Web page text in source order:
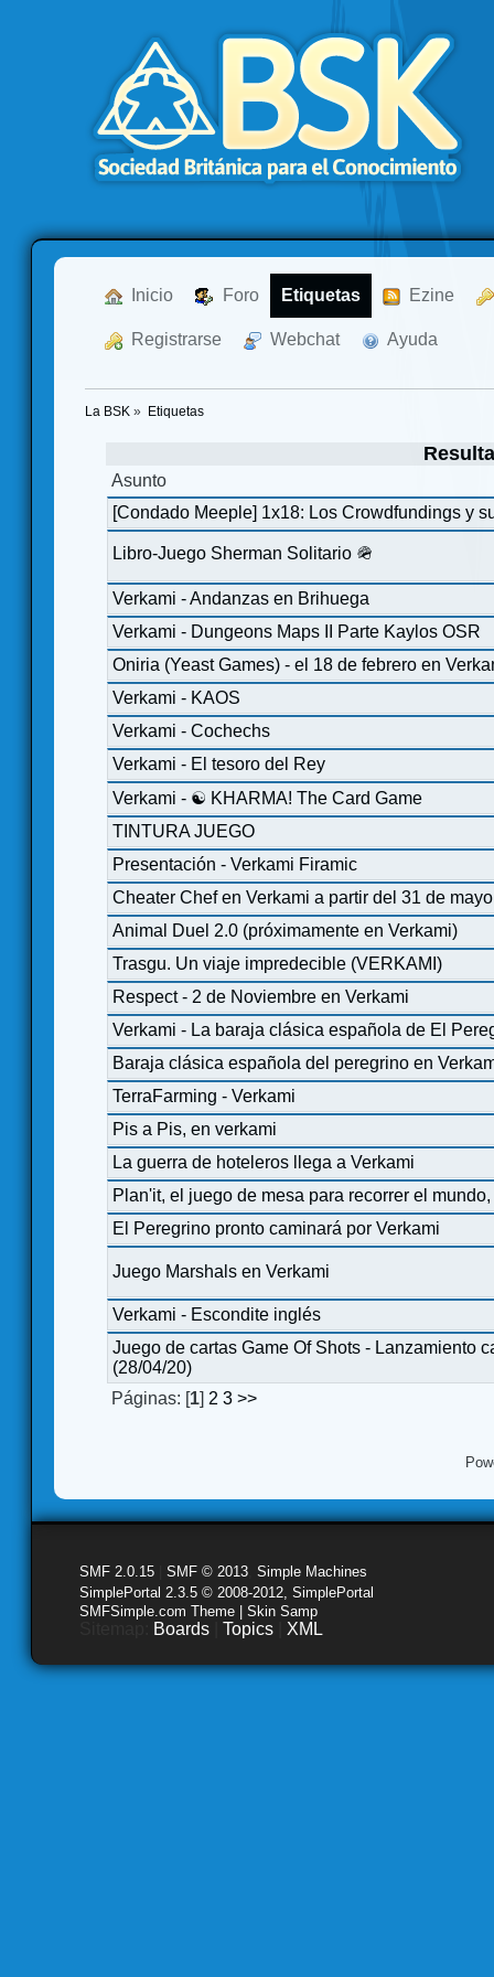
Inicio Foro Etiquetas Ezine
Registrarse Webchat Ayuda
La BSK » Etiquetas
Asunto
[Condado Meeple] 1x18: Los Crowdfundings y
Libro-Juego Sherman Solitario 🪖
Verkami - Andanzas en Brihuega
Verkami - Dungeons Maps II Parte Kaylos OSR
Oniria (Yeast Games) - el 18 de febrero en
Verkami - KAOS
Verkami - Cochechs
Verkami - El tesoro del Rey
Verkami - ☯ KHARMA! The Card Game
TINTURA JUEGO
Presentación - Verkami Firamic
Cheater Chef en Verkami a partir del 31 de mayo
Animal Duel 2.0 (próximamente en Verkami)
Trasgu. Un viaje impredecible (VERKAMI)
Respect - 2 de Noviembre en Verkami
Verkami - La baraja clásica española de El
Baraja clásica española del peregrino en
TerraFarming - Verkami
Pis a Pis, en verkami
La guerra de hoteleros llega a Verkami
Plan'it, el juego de mesa para recorrer el
El Peregrino pronto caminará por Verkami
Juego Marshals en Verkami
Verkami - Escondite inglés
Juego de cartas Game Of Shots - Lanzamiento
(28/04/20)
Páginas: [1] 2 3 >>
SMF 2.0.15 SMF © 2013 Simple Machines
SimplePortal 2.3.5 © 2008-2012, SimplePortal
SMFSimple.com Theme | Skin Samp
Boards Topics XML